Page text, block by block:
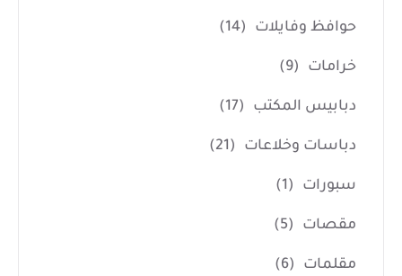
حوافظ وفايلات (14)
خرامات (9)
دبابيس المكتب (17)
دباسات وخلاعات (21)
سبورات (1)
مقصات (5)
مقلمات (6)